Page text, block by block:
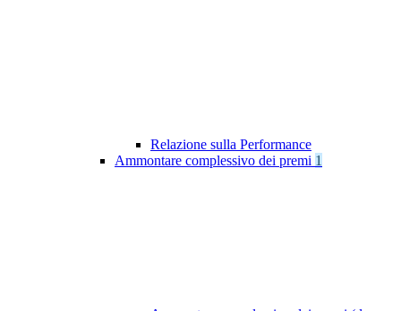
Relazione sulla Performance
Ammontare complessivo dei premi 1